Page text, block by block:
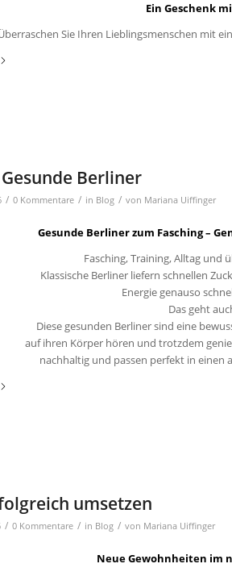
Ein Geschenk
Sie Ihren Lieblingsmenschen mit
Berliner
/ 0 Kommentare / in Blog / von Mariana Uiffinger
Gesunde Berliner zum Fasching –
Fasching, Training, Alltag und
Klassische Berliner liefern schnellen
Energie genauso
Das geht
Diese gesunden Berliner sind eine
auf ihren Körper hören und trotzdem
nachhaltig und passen perfekt in einen
umsetzen
/ 0 Kommentare / in Blog / von Mariana Uiffinger
Neue Gewohnheiten im